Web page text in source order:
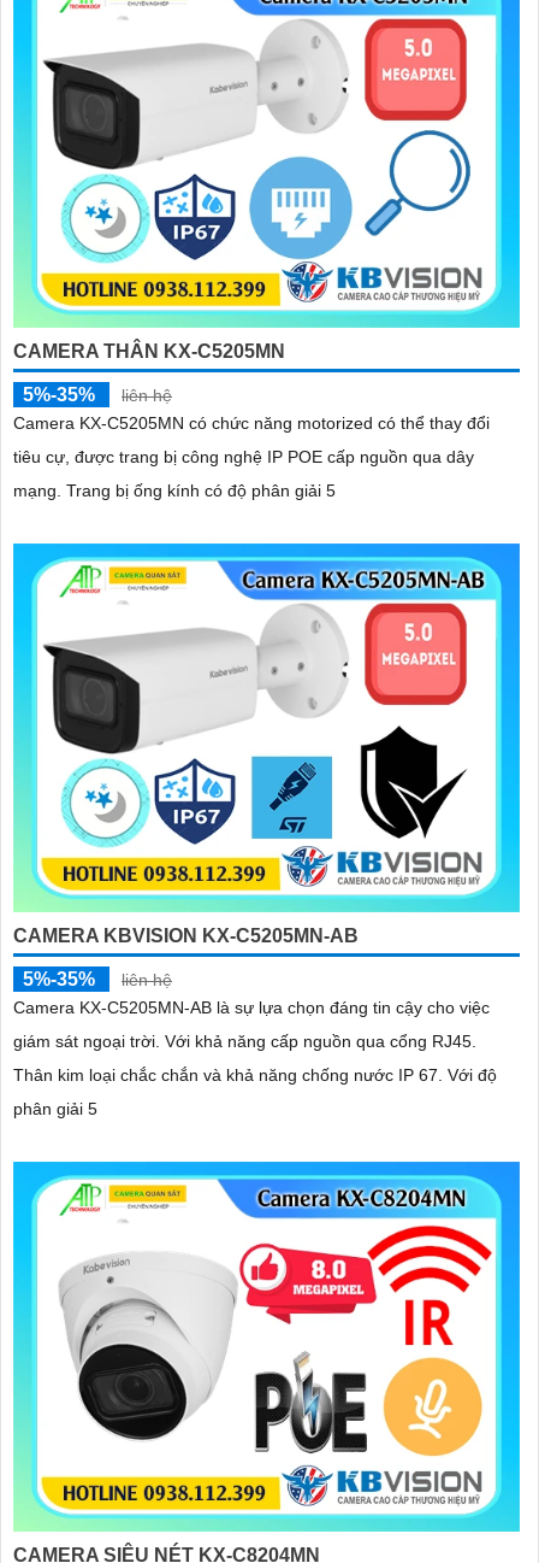
CAMERA THÂN KX-C5205MN
5%-35%
liên hệ
Camera KX-C5205MN có chức năng motorized có thể thay đổi
tiêu cự, được trang bị công nghệ IP POE cấp nguồn qua dây
mạng. Trang bị ống kính có độ phân giải 5
CAMERA KBVISION KX-C5205MN-AB
5%-35%
liên hệ
Camera KX-C5205MN-AB là sự lựa chọn đáng tin cậy cho việc
giám sát ngoại trời. Với khả năng cấp nguồn qua cổng RJ45.
Thân kim loại chắc chắn và khả năng chống nước IP 67. Với độ
phân giải 5
CAMERA SIÊU NÉT KX-C8204MN